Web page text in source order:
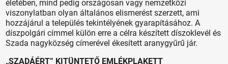
életében, mind pedig országosan vagy nemzetközi
viszonylatban olyan általános elismerést szerzett, ami
hozzájárul a település tekintélyének gyarapításához. A
díszpolgári címmel külön erre a célra készített díszoklevél és
Szada nagyközség címerével ékesített aranygyűrű jár.
„SZADÁÉRT” KITÜNTETŐ EMLÉKPLAKETT